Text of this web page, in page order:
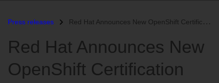
Press releases Red Hat Announces New OpenShift Certification...
Red Hat Announces New
OpenShift Certification